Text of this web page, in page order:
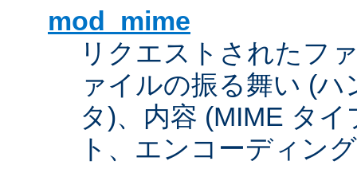
mod_mime
リクエストされたフ
ァイルの振る舞い (
タ)、内容 (MIME タ
ト、エンコーディン